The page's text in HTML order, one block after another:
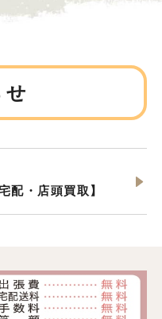
せ
配・店頭買取】